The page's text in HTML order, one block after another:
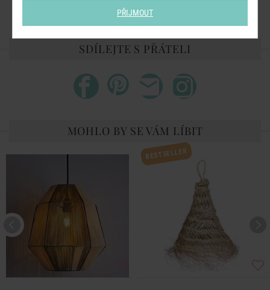
Dodává se včetně montážního příslušenství.
SDÍLEJTE S PŘÁTELI
MOHLO BY SE VÁM LÍBIT
BESTSELLER
PŘIJMOUT